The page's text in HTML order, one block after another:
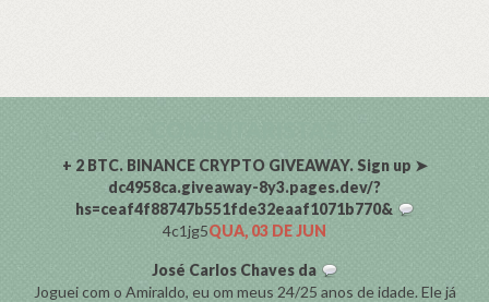
+ 2 BTC. BINANCE CRYPTO GIVEAWAY. Sign up ➤
dc4958ca.giveaway-8y3.pages.dev/?
hs=ceaf4f88747b551fde32eaaf1071b770&
4c1jg5QUA, 03 DE JUN
José Carlos Chaves da
Joguei com o Amiraldo, eu om meus 24/25 anos de idade. Ele já